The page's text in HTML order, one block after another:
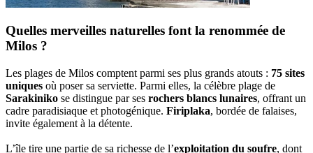
Quelles merveilles naturelles font la renommée de
Milos ?
Les plages de Milos comptent parmi ses plus grands atouts : 75 sites
uniques où poser sa serviette. Parmi elles, la célèbre plage de
Sarakiniko se distingue par ses rochers blancs lunaires, offrant un
cadre paradisiaque et photogénique. Firiplaka, bordée de falaises,
invite également à la détente.
L’île tire une partie de sa richesse de l’exploitation du soufre, dont